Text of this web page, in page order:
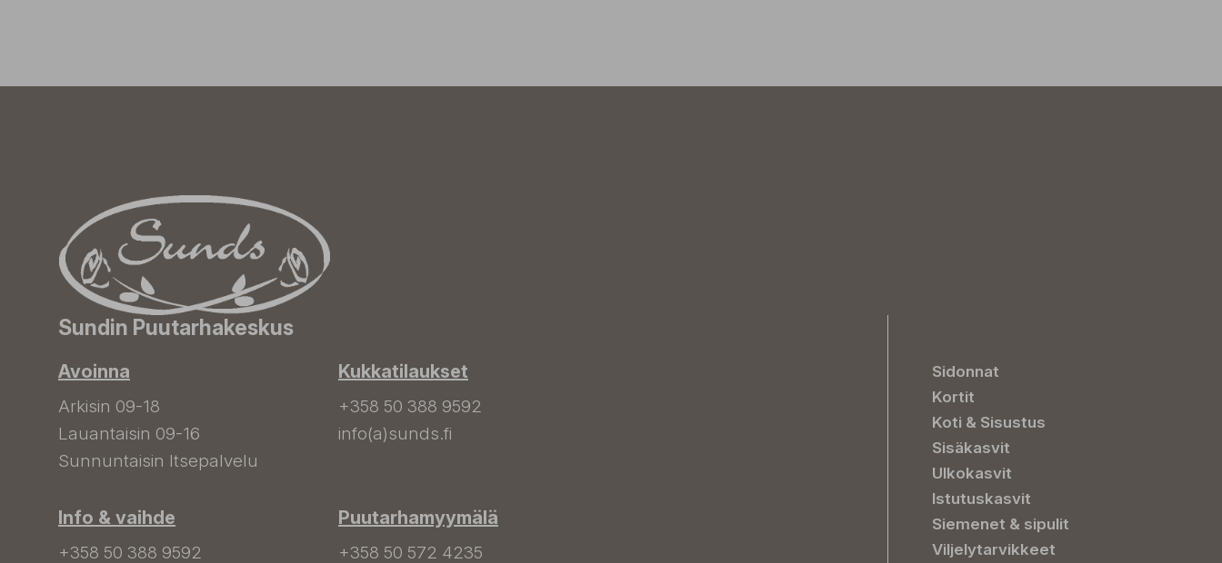
Sundin Puutarhakeskus
Avoinna
Arkisin 09-18
Lauantaisin 09-16
Sunnuntaisin Itsepalvelu
Info & vaihde
+358 50 388 9592
Kukkatilaukset
+358 50 388 9592
info(a)sunds.fi
Puutarhamyymälä
+358 50 572 4235
Sidonnat
Kortit
Koti & Sisustus
Sisäkasvit
Ulkokasvit
Istutuskasvit
Siemenet & sipulit
Viljelytarvikkeet